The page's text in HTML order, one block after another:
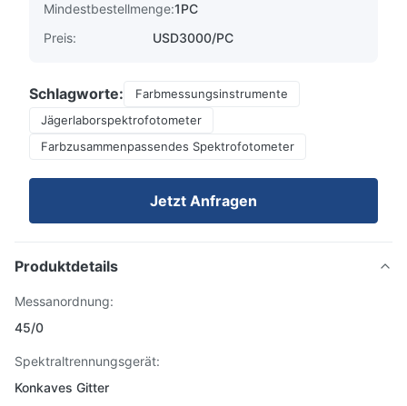
Mindestbestellmenge:1PC
Preis:
USD3000/PC
Schlagworte:
Farbmessungsinstrumente
Jägerlaborspektrofotometer
Farbzusammenpassendes Spektrofotometer
Jetzt Anfragen
Produktdetails
Messanordnung:
45/0
Spektraltrennungsgerät:
Konkaves Gitter